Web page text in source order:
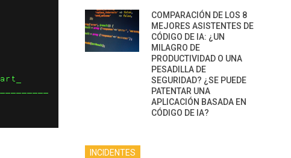
COMPARACIÓN DE LOS 8
MEJORES ASISTENTES DE
CÓDIGO DE IA: ¿UN
MILAGRO DE
PRODUCTIVIDAD O UNA
PESADILLA DE
SEGURIDAD? ¿SE PUEDE
PATENTAR UNA
APLICACIÓN BASADA EN
CÓDIGO DE IA?
INCIDENTES